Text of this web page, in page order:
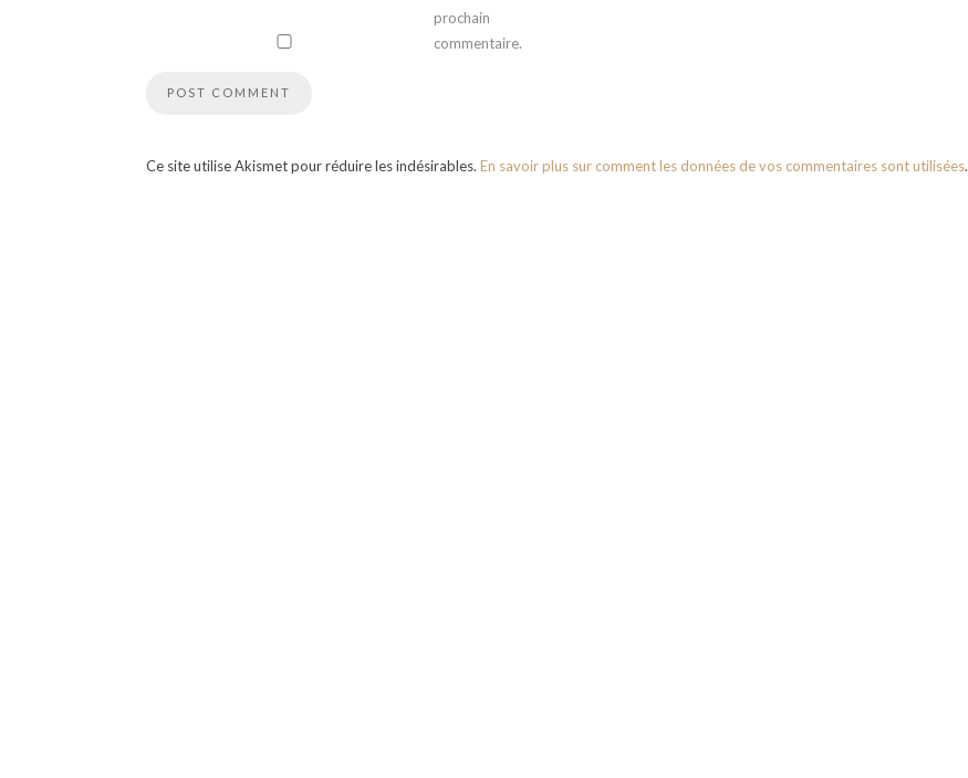
prochain
commentaire.
Ce site utilise Akismet pour réduire les indésirables. En savoir plus sur comment les données de vos commentaires sont utilisées.